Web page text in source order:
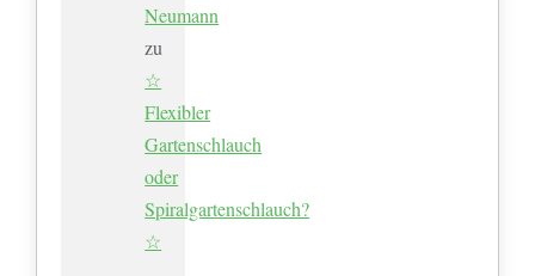
Neumann
zu
☆
Flexibler
Gartenschlauch
oder
Spiralgartenschlauch?
☆